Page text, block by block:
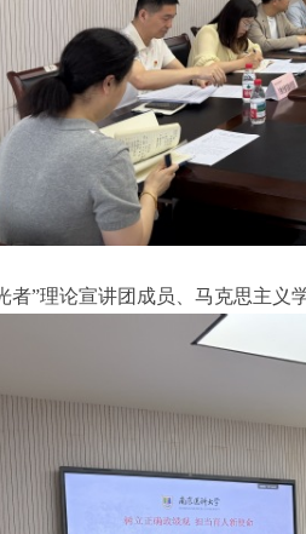
者”理论宣讲团成员、马克思主